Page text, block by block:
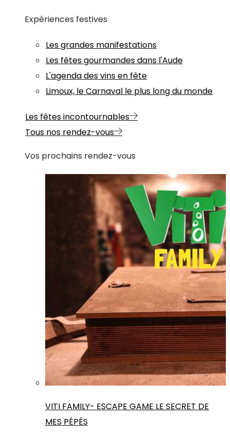
Expériences festives
Les grandes manifestations
Les fêtes gourmandes dans l'Aude
L'agenda des vins en fête
Limoux, le Carnaval le plus long du monde
Les fêtes incontournables
Tous nos rendez-vous
Vos prochains rendez-vous
VITI FAMILY- ESCAPE GAME LE SECRET DE
MES PÉPÉS